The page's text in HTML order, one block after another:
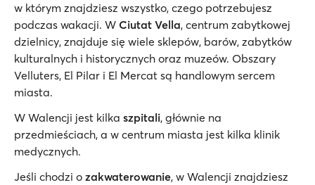
w którym znajdziesz wszystko, czego potrzebujesz
podczas wakacji. W Ciutat Vella, centrum zabytkowej
dzielnicy, znajduje się wiele sklepów, barów, zabytków
kulturalnych i historycznych oraz muzeów. Obszary
Velluters, El Pilar i El Mercat są handlowym sercem
miasta.
W Walencji jest kilka szpitali, głównie na
przedmieściach, a w centrum miasta jest kilka klinik
medycznych.
Jeśli chodzi o zakwaterowanie, w Walencji znajdziesz